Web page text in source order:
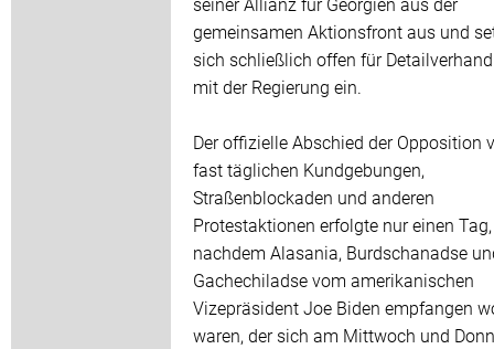
gemeinsamen Aktionsfront aus und
sich schließlich offen für
mit der Regierung ein.
Der offizielle Abschied der Opposition
fast täglichen Kundgebungen,
Straßenblockaden und anderen
Protestaktionen erfolgte nur einen Tag,
nachdem Alasania, Burdschanadse
Gachechiladse vom amerikanischen
Vizepräsident Joe Biden empfangen
waren, der sich am Mittwoch und